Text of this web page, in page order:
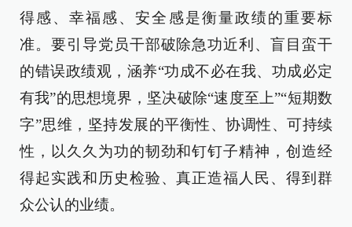
得感、幸福感、安全感是衡量政绩的重要标
准。要引导党员干部破除急功近利、盲目蛮干
的错误政绩观，涵养“功成不必在我、功成必定
有我”的思想境界，坚决破除“速度至上”“短期数
字”思维，坚持发展的平衡性、协调性、可持续
性，以久久为功的韧劲和钉钉子精神，创造经
得起实践和历史检验、真正造福人民、得到群
众公认的业绩。